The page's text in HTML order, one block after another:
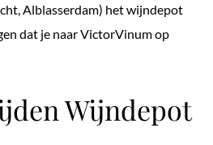
Alblasserdam) het wijndepot
dat je naar VictorVinum op
Wijndepot